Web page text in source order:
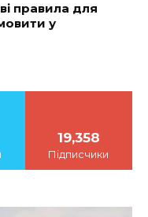
правила для
у
19,358
Підписчики